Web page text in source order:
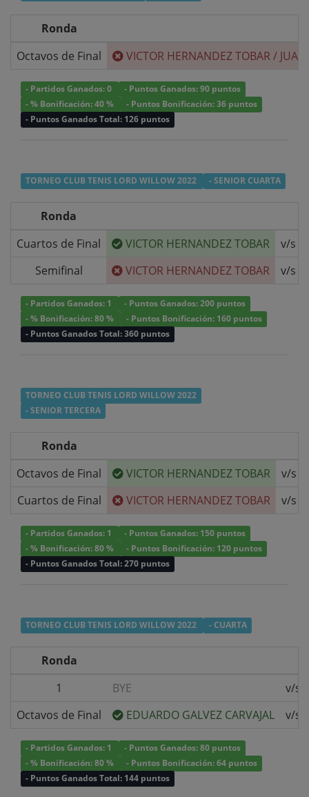
Ronda
Octavos de Final
VICTOR HERNANDEZ TOBAR/
- Partidos Ganados: 0
- Puntos Ganados: 90 puntos
- % Bonificación: 40 %
- Puntos Bonificación: 36 puntos
- Puntos Ganados Total: 126 puntos
TORNEO CLUB TENIS LORD WILLOW 2022 - SENIOR CUARTA
Ronda
Cuartos de Final
VICTOR HERNANDEZ TOBAR v/s
Semifinal
VICTOR HERNANDEZ TOBAR v/s
- Partidos Ganados: 1
- Puntos Ganados: 200 puntos
- % Bonificación: 80 %
- Puntos Bonificación: 160 puntos
- Puntos Ganados Total: 360 puntos
TORNEO CLUB TENIS LORD WILLOW 2022
- SENIOR TERCERA
Ronda
Octavos de Final
VICTOR HERNANDEZ TOBAR v/s
Cuartos de Final
VICTOR HERNANDEZ TOBAR v/s
- Partidos Ganados: 1
- Puntos Ganados: 150 puntos
- % Bonificación: 80 %
- Puntos Bonificación: 120 puntos
- Puntos Ganados Total: 270 puntos
TORNEO CLUB TENIS LORD WILLOW 2022 - CUARTA
Ronda
1
BYE
v/s
Octavos de Final
EDUARDO GALVEZ CARVAJAL v/s
- Partidos Ganados: 1
- Puntos Ganados: 80 puntos
- % Bonificación: 80 %
- Puntos Bonificación: 64 puntos
- Puntos Ganados Total: 144 puntos